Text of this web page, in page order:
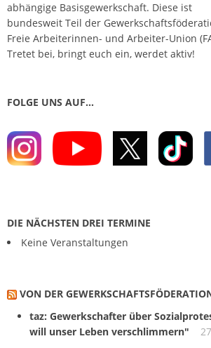
abhängige Basis­gewerkschaft. Diese ist
bundesweit Teil der
Freie Arbeiterinnen- und Arbeiter-Union
Tretet bei, bringt euch ein, werdet aktiv!
FOLGE UNS AUF…
DIE NÄCHSTEN DREI TERMINE
Keine Veranstaltungen
VON DER
taz: Gewerkschafter über
will unser Leben verschlimmern"